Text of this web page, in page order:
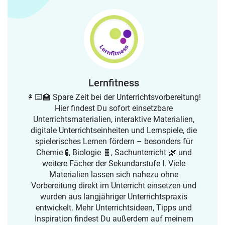
eines EinzelmaterialsDie Schüler lesen
den Infotext, erstellen dazu einen
Steckbrief und beantworten Quizfragen
zum Inhalt. Zur Selbstkontrolle eignen
sich sowohl die Lösungsblätter als auch
Danach können die Schüler*innen
weitere Fragen zum Text erstellen. Diese
können dann wahlweise mit einem
Partner ausgetauscht und von diesem
beantwortet werden. Wenn noch Zeit ist,
kann der Partner die Antworten
kontrollieren. Nutzungsbedingungen:Dieses
Material ist nur für Deinen eigenen
Gebrauch bestimmt. Sie können sie an
Ihre Schülerinnen und Schüler zum
eigenen Gebrauch weitergeben, nicht
aber an Ihre Kollegen. Achtung! Sorry!
Eine Weitergabe über digitale Medien,
Lernfitness
👩🏻‍🏫 Spare Zeit bei der Unterrichtsvorbereitung!
Hier findest Du sofort einsetzbare
Unterrichtsmaterialien, interaktive Materialien,
digitale Unterrichtseinheiten und Lernspiele, die
spielerisches Lernen fördern – besonders für
Chemie 🧪, Biologie 🧬, Sachunterricht 🌿 und
weitere Fächer der Sekundarstufe I. Viele
Materialien lassen sich nahezu ohne
Vorbereitung direkt im Unterricht einsetzen und
wurden aus langjähriger Unterrichtspraxis
entwickelt. Mehr Unterrichtsideen, Tipps und
Inspiration findest Du außerdem auf meinem